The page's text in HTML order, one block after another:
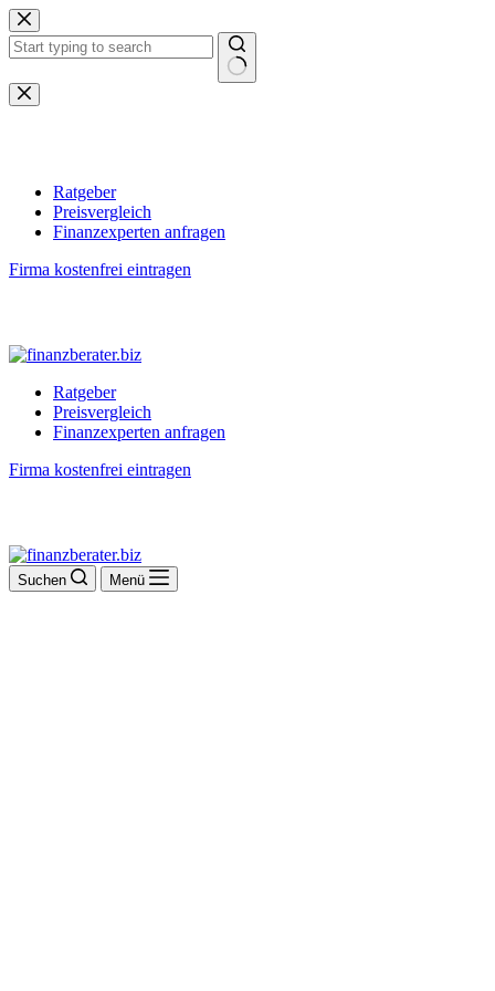
Zum
Inhalt
springen
Keine
Ergebnisse
Ratgeber
Preisvergleich
Finanzexperten anfragen
Firma kostenfrei eintragen
Ratgeber
Preisvergleich
Finanzexperten anfragen
Firma kostenfrei eintragen
Suchen Menü